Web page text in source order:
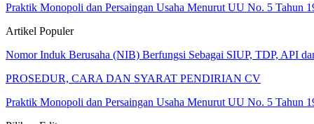
Praktik Monopoli dan Persaingan Usaha Menurut UU No. 5 Tahun
Artikel Populer
Nomor Induk Berusaha (NIB) Berfungsi Sebagai SIUP, TDP, API
PROSEDUR, CARA DAN SYARAT PENDIRIAN CV
Praktik Monopoli dan Persaingan Usaha Menurut UU No. 5 Tahun